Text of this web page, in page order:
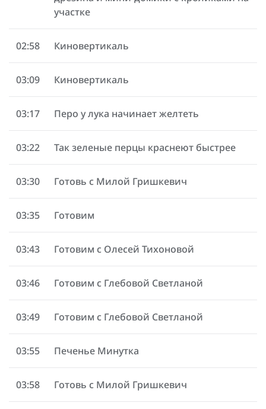
участке
02:58 Киновертикаль
03:09 Киновертикаль
03:17 Перо у лука начинает желтеть
03:22 Так зеленые перцы краснеют быстрее
03:30 Готовь с Милой Гришкевич
03:35 Готовим
03:43 Готовим с Олесей Тихоновой
03:46 Готовим с Глебовой Светланой
03:49 Готовим с Глебовой Светланой
03:55 Печенье Минутка
03:58 Готовь с Милой Гришкевич